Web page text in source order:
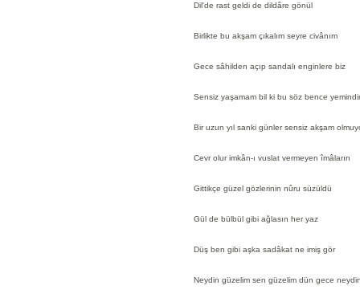
Dil'de rast geldi de dildâre gönül
Birlikte bu akşam çıkalım seyre civânım
Gece sâhilden açıp sandalı enginlere biz
Sensiz yaşamam bil ki bu söz bence yemindir
Bir uzun yıl sanki günler sensiz akşam
Cevr olur imkân-ı vuslat vermeyen îmâların
Gittikçe güzel gözlerinin nûru süzüldü
Gül de bülbül gibi ağlasın her yaz
Düş ben gibi aşka sadâkat ne imiş gör
Neydin güzelim sen güzelim dün gece